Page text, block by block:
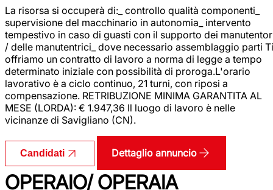
La risorsa si occuperà di:_ controllo qualità componenti_
supervisione del macchinario in autonomia_ intervento
tempestivo in caso di guasti con il supporto dei
/ delle manutentrici_ dove necessario assemblaggio parti Ti
offriamo un contratto di lavoro a norma di legge a tempo
determinato iniziale con possibilità di proroga.L'orario
lavorativo è a ciclo continuo, 21 turni, con riposi a
compensazione. RETRIBUZIONE MINIMA GARANTITA AL
MESE (LORDA): € 1.947,36 Il luogo di lavoro è nelle
vicinanze di Savigliano (CN).
Candidati Dettaglio annuncio
OPERAIO/ OPERAIA